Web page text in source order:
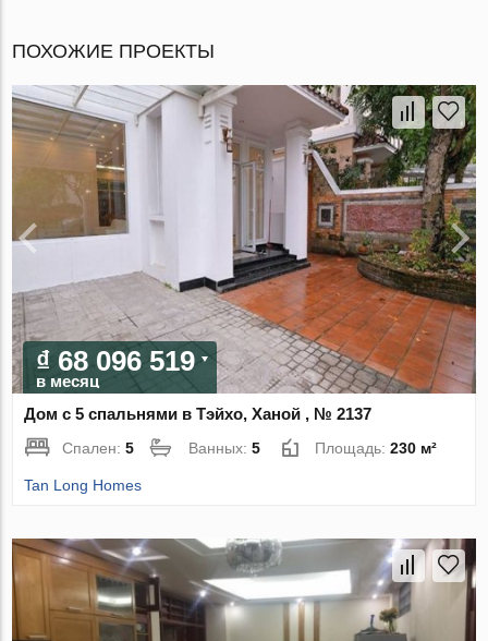
ПОХОЖИЕ ПРОЕКТЫ
₫ 68 096 519
в месяц
Дом с 5 спальнями в Тэйхо, Ханой , № 2137
Спален:5 Ванных:5 Площадь:230 м²
Tan Long Homes